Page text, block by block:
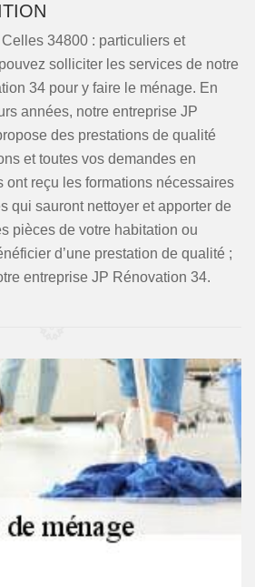
34800 : particuliers et
solliciter les services de notre
34 pour y faire le ménage. En
années, notre entreprise JP
des prestations de qualité
et toutes vos demandes en
ont reçu les formations nécessaires
qui sauront nettoyer et apporter de
pièces de votre habitation ou
d’une prestation de qualité ;
entreprise JP Rénovation 34.